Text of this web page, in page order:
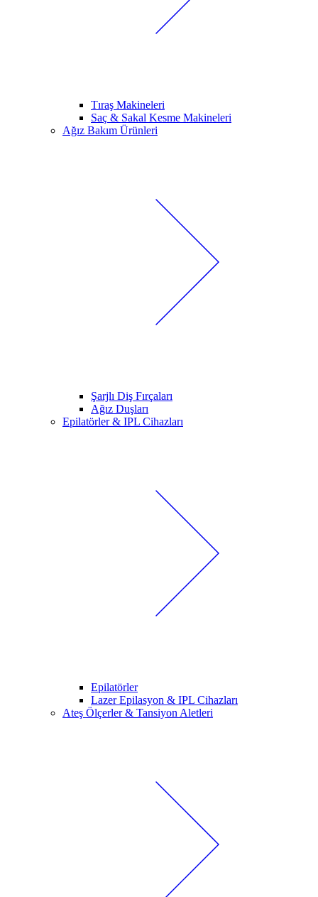
Tıraş Makineleri
Saç & Sakal Kesme Makineleri
Ağız Bakım Ürünleri
Şarjlı Diş Fırçaları
Ağız Duşları
Epilatörler & IPL Cihazları
Epilatörler
Lazer Epilasyon & IPL Cihazları
Ateş Ölçerler & Tansiyon Aletleri